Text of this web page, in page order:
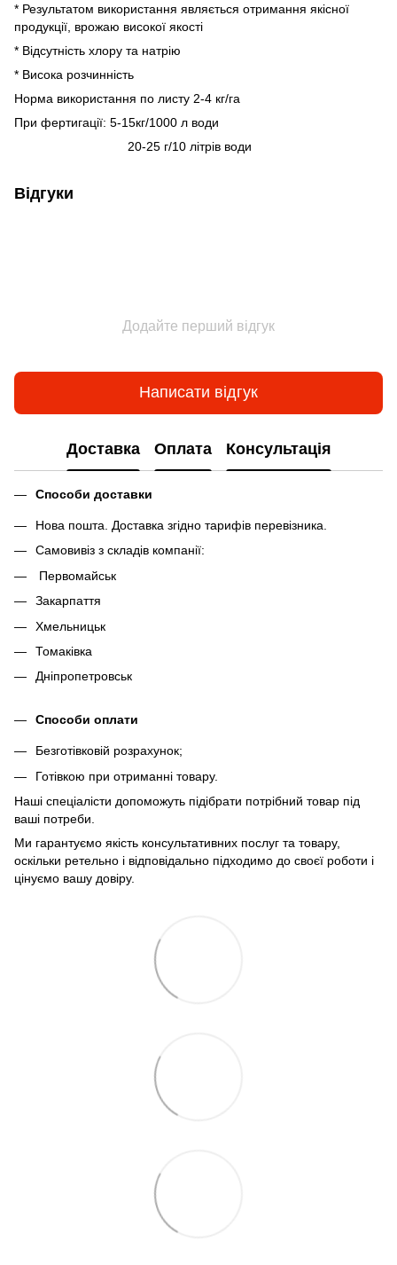
* Результатом використання являється отримання якісної
продукції, врожаю високої якості
* Відсутність хлору та натрію
* Висока розчинність
Норма використання по листу 2-4 кг/га
При фертигації: 5-15кг/1000 л води
20-25 г/10 літрів води
Відгуки
Додайте перший відгук
Написати відгук
Доставка Оплата Консультація
Способи доставки
Нова пошта. Доставка згідно тарифів перевізника.
Самовивіз з складів компанії:
Первомайськ
Закарпаття
Хмельницьк
Томаківка
Дніпропетровськ
Способи оплати
Безготівковій розрахунок;
Готівкою при отриманні товару.
Наші спеціалісти допоможуть підібрати потрібний товар під
ваші потреби.
Ми гарантуємо якість консультативних послуг та товару,
оскільки ретельно і відповідально підходимо до своєї роботи і
цінуємо вашу довіру.